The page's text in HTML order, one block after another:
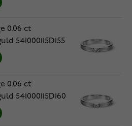
0.06 ct
541000115D155
0.06 ct
541000115D160